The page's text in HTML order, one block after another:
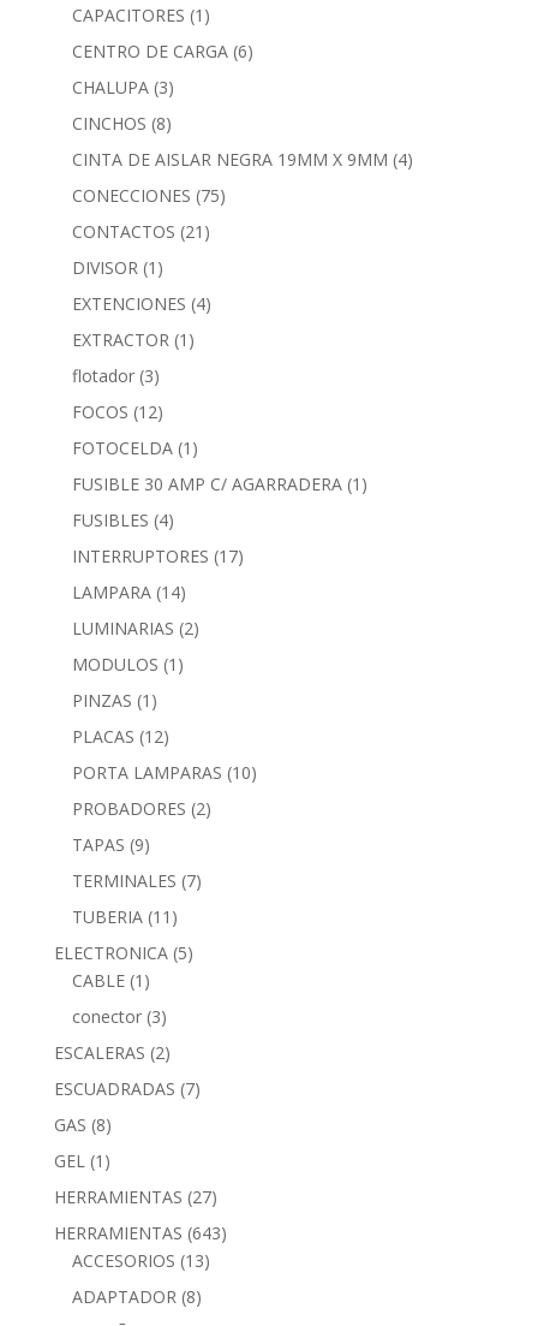
CAPACITORES (1)
CENTRO DE CARGA (6)
CHALUPA (3)
CINCHOS (8)
CINTA DE AISLAR NEGRA 19MM X 9MM (4)
CONECCIONES (75)
CONTACTOS (21)
DIVISOR (1)
EXTENCIONES (4)
EXTRACTOR (1)
flotador (3)
FOCOS (12)
FOTOCELDA (1)
FUSIBLE 30 AMP C/ AGARRADERA (1)
FUSIBLES (4)
INTERRUPTORES (17)
LAMPARA (14)
LUMINARIAS (2)
MODULOS (1)
PINZAS (1)
PLACAS (12)
PORTA LAMPARAS (10)
PROBADORES (2)
TAPAS (9)
TERMINALES (7)
TUBERIA (11)
ELECTRONICA (5)
CABLE (1)
conector (3)
ESCALERAS (2)
ESCUADRADAS (7)
GAS (8)
GEL (1)
HERRAMIENTAS (27)
HERRAMIENTAS (643)
ACCESORIOS (13)
ADAPTADOR (8)